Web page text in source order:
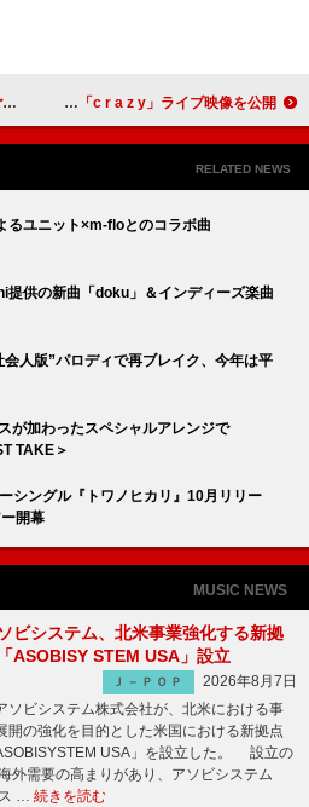
君島大空、合奏形態による「c r a z y」ライブ映像を公開
RELATED NEWS
るユニット×m-floとのコラボ曲
供の新曲「doku」＆インディーズ楽曲
人版”パロディで再ブレイク、今年は平
が加わったスペシャルアレンジで
TAKE＞
シングル『トワノヒカリ』10月リリー
開幕
MUSIC NEWS
ビシステム、北米事業強化する新拠
ASOBISY STEM USA」設立
Ｊ－ＰＯＰ
2026年8月7日
ソビシステム株式会社が、北米における事
開の強化を目的とした米国における新拠点
ASOBISYSTEM USA」を設立した。 設立の
外需要の高まりがあり、アソビシステム
… 続きを読む